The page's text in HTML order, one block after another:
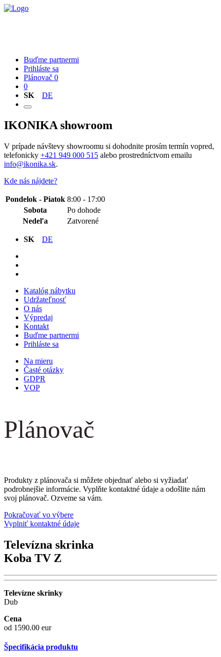
Buďme partnermi
Prihláste sa
Plánovač 0
0
SK
DE
IKONIKA showroom
V prípade návštevy showroomu si dohodnite prosím termín vopred,
telefonicky +421 949 000 515 alebo prostredníctvom emailu
info@ikonika.sk.
Kde nás nájdete?
Pondelok - Piatok 8:00 - 17:00
Sobota
Po dohode
Nedeľa
Zatvorené
SK DE
Katalóg nábytku
Udržateľnosť
O nás
Výpredaj
Kontakt
Buďme partnermi
Prihláste sa
Na mieru
Časté otázky
GDPR
VOP
Plánovač
Produkty z plánovača si môžete objednať alebo si vyžiadať
podrobnejšie informácie. Vyplňte kontaktné údaje a odošlite nám
svoj plánovač. Ozveme sa vám.
Pokračovať vo výbere
Vyplniť kontaktné údaje
Televízna skrinka
Koba TV Z
Televízne skrinky
Dub
Cena
od 1590.00 eur
Špecifikácia produktu